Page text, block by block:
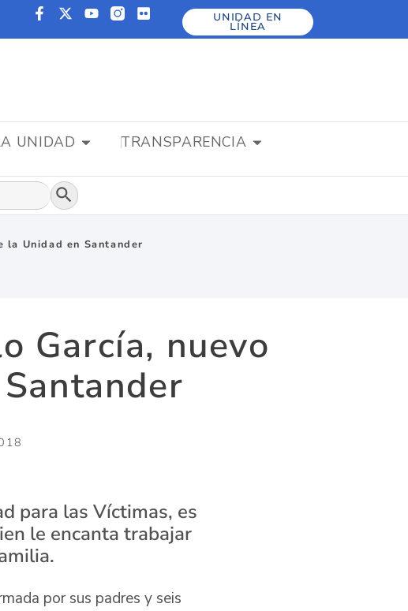
UNIDAD EN
LÍNEA
UNIDAD TRANSPARENCIA
Botón de búsqueda
la Unidad en Santander
García, nuevo
para las Víctimas, es
le encanta trabajar
por sus padres y seis